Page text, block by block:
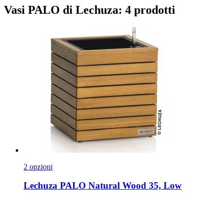
Vasi PALO di Lechuza: 4 prodotti
2 opzioni
Lechuza PALO Natural Wood 35, Low